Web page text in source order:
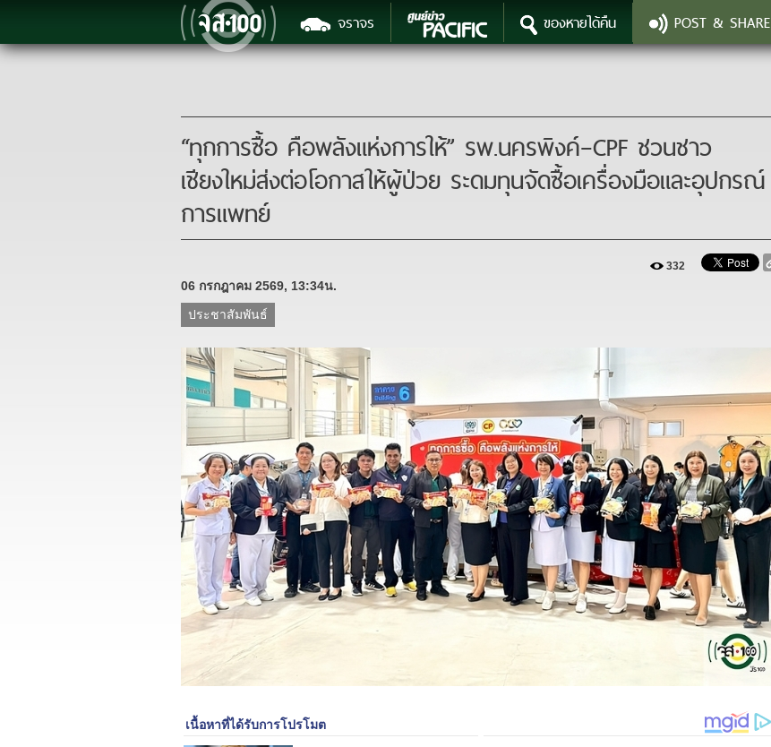
จราจร ของหายได้คืน POST & SHARE
332
“ทุกการซื้อ คือพลังแห่งการให้” รพ.นครพิงค์–CPF ชวนชาว
เชียงใหม่ส่งต่อโอกาสให้ผู้ป่วย ระดมทุนจัดซื้อเครื่องมือและอุปกรณ์
การแพทย์
332
06 กรกฎาคม 2569, 13:34น.
ประชาสัมพันธ์